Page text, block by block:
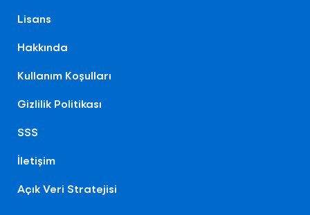
Lisans
Hakkında
Kullanım Koşulları
Gizlilik Politikası
SSS
İletişim
Açık Veri Stratejisi